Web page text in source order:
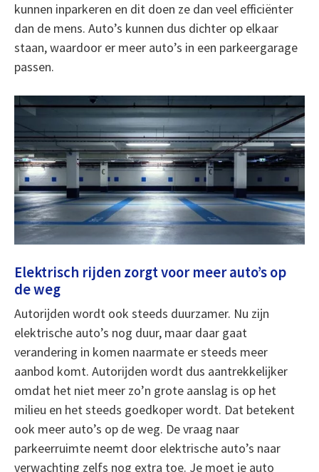
kunnen inparkeren en dit doen ze dan veel efficiënter
dan de mens. Auto’s kunnen dus dichter op elkaar
staan, waardoor er meer auto’s in een parkeergarage
passen.
Elektrisch rijden zorgt voor meer auto’s op
de weg
Autorijden wordt ook steeds duurzamer. Nu zijn
elektrische auto’s nog duur, maar daar gaat
verandering in komen naarmate er steeds meer
aanbod komt. Autorijden wordt dus aantrekkelijker
omdat het niet meer zo’n grote aanslag is op het
milieu en het steeds goedkoper wordt. Dat betekent
ook meer auto’s op de weg. De vraag naar
parkeerruimte neemt door elektrische auto’s naar
verwachting zelfs nog extra toe. Je moet je auto